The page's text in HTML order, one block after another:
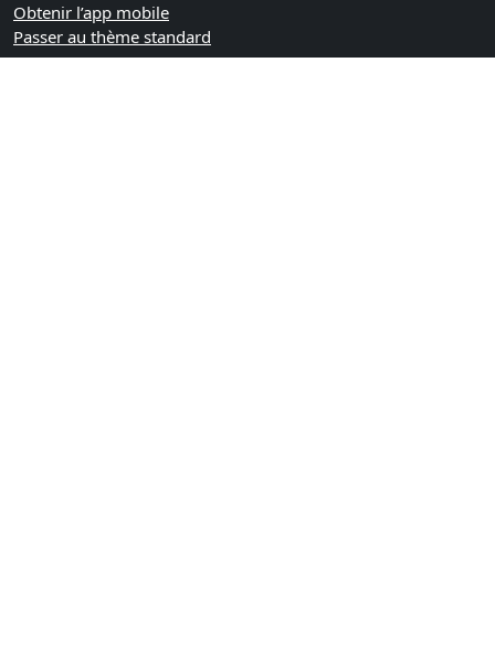
Obtenir l’app mobile
Passer au thème standard